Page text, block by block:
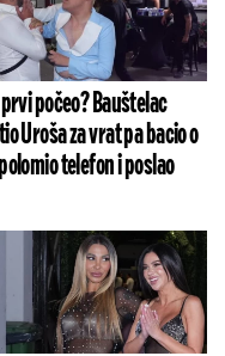
prvi počeo? Bauštelac
Uroša za vrat pa bacio o
telefon i poslao